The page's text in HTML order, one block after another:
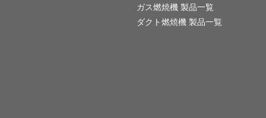
ガス燃焼機 製品一覧
ダクト燃焼機 製品一覧